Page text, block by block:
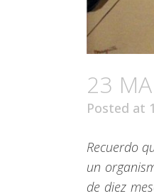
23
Posted at
Recuerdo
un
de diez